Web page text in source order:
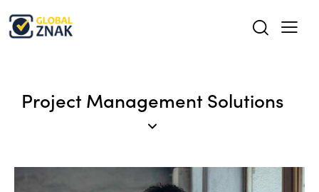
Project Management Solutions